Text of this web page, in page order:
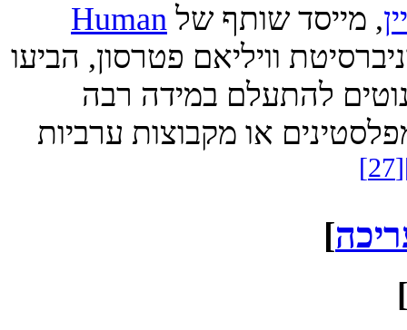
שותף שלHuman
וויליאם פטרסון, הביעו
להתעלם במידה רבה
או מקבוצות ערביות
]